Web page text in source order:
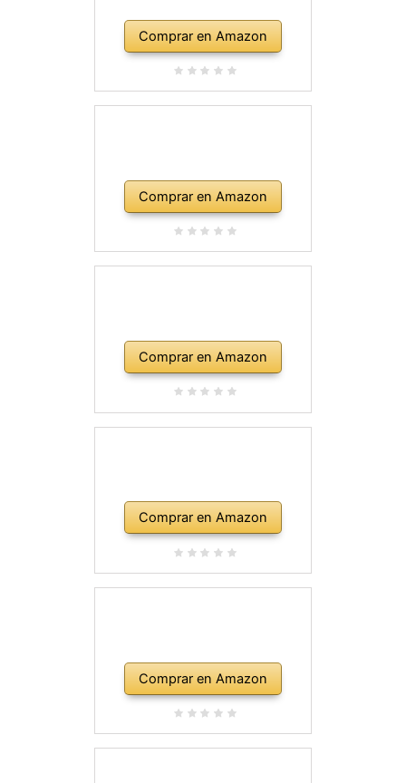
Comprar en Amazon
Comprar en Amazon
Comprar en Amazon
Comprar en Amazon
Comprar en Amazon